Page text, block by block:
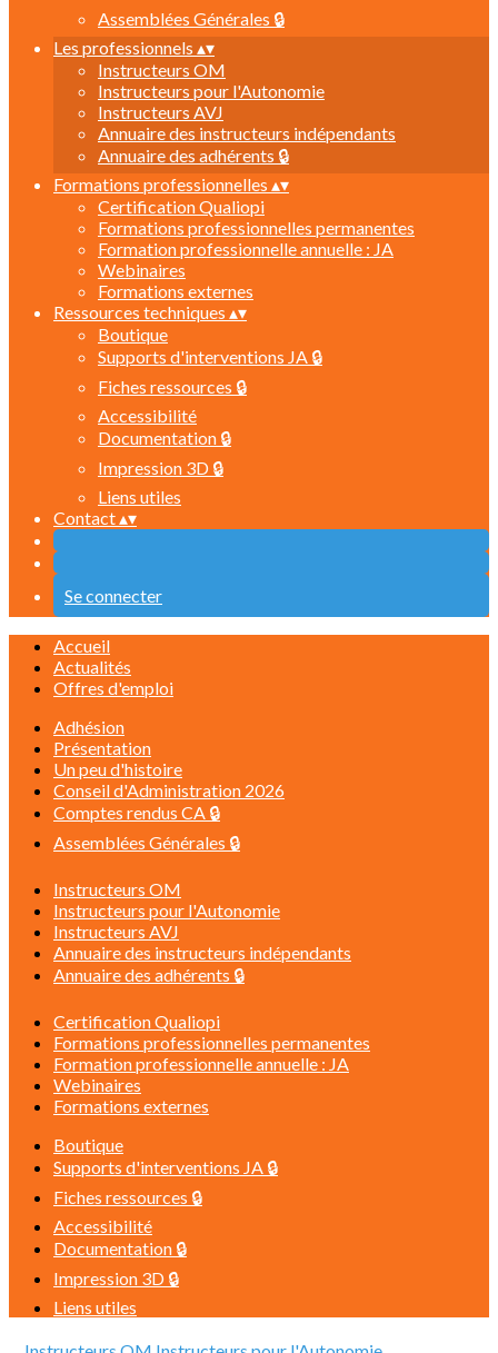
Assemblées Générales 🔒
Les professionnels ▴▾
Instructeurs OM
Instructeurs pour l'Autonomie
Instructeurs AVJ
Annuaire des instructeurs indépendants
Annuaire des adhérents 🔒
Formations professionnelles ▴▾
Certification Qualiopi
Formations professionnelles permanentes
Formation professionnelle annuelle : JA
Webinaires
Formations externes
Ressources techniques ▴▾
Boutique
Supports d'interventions JA 🔒
Fiches ressources 🔒
Accessibilité
Documentation 🔒
Impression 3D 🔒
Liens utiles
Contact▴▾
Se connecter
Accueil
Actualités
Offres d'emploi
Adhésion
Présentation
Un peu d'histoire
Conseil d'Administration 2026
Comptes rendus CA 🔒
Assemblées Générales 🔒
Instructeurs OM
Instructeurs pour l'Autonomie
Instructeurs AVJ
Annuaire des instructeurs indépendants
Annuaire des adhérents 🔒
Certification Qualiopi
Formations professionnelles permanentes
Formation professionnelle annuelle : JA
Webinaires
Formations externes
Boutique
Supports d'interventions JA 🔒
Fiches ressources 🔒
Accessibilité
Documentation 🔒
Impression 3D 🔒
Liens utiles